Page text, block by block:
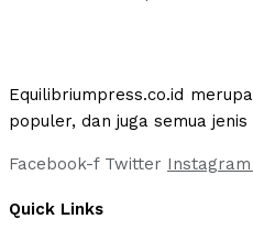
Equilibriumpress.co.id
populer, dan juga semua
Facebook-f Twitter Instagram
Quick Links